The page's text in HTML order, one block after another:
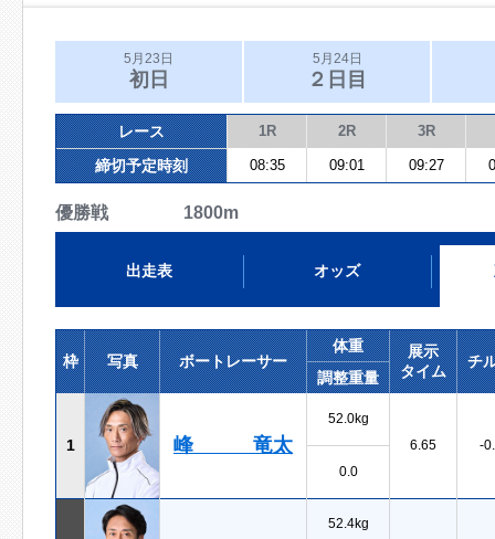
5月23日
初日
5月24日
２日目
レース 1R 2R 3R
締切予定時刻 08:35 09:01 09:27
優勝戦 1800m
出走表 オッズ
枠 写真 ボートレーサー
体重
展示
タイム
チ
調整重量
1 峰 竜太
52.0kg
6.65
-
0.0
52.4kg